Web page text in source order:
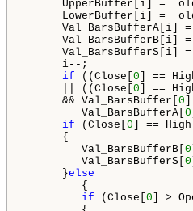
UpperBuffer[i] =
LowerBuffer[i] =
Val_BarsBufferA[i] =
Val_BarsBufferB[i] =
Val_BarsBufferS[i] =
i--;
if ((Close[ 0 ] ==
|| ((Close[ 0 ] ==
&& Val_BarsBuffer[ 0
Val_BarsBufferA[ 0
if (Close[ 0 ] == High[
{
Val_BarsBufferB[ 0
Val_BarsBufferS[ 0
}else
{
if (Close[ 0 ] >